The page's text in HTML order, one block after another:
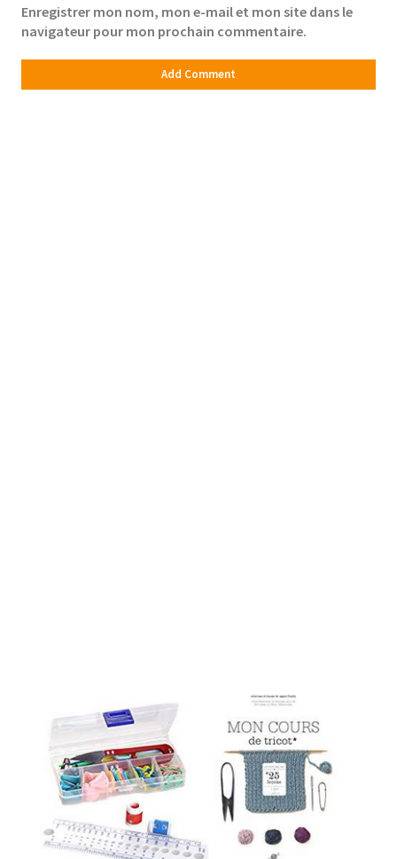
Enregistrer mon nom, mon e-mail et mon site dans le
navigateur pour mon prochain commentaire.